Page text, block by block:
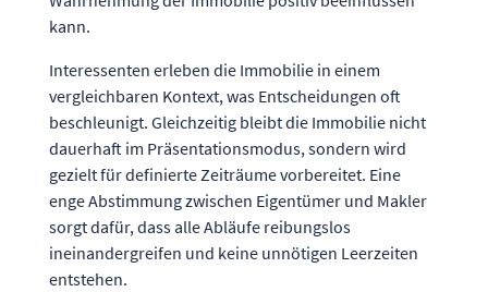
kann.
Interessenten erleben die Immobilie in einem
vergleichbaren Kontext, was Entscheidungen oft
beschleunigt. Gleichzeitig bleibt die Immobilie nicht
dauerhaft im Präsentationsmodus, sondern wird
gezielt für definierte Zeiträume vorbereitet. Eine
enge Abstimmung zwischen Eigentümer und Makler
sorgt dafür, dass alle Abläufe reibungslos
ineinandergreifen und keine unnötigen Leerzeiten
entstehen.